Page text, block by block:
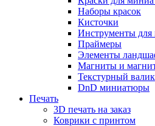
Наборы красок
Кисточки
Инструменты
Праймеры
Элементы
Магниты и
Текстурный валик
DnD миниатюры
Печать
3D печать на заказ
Коврики с принтом